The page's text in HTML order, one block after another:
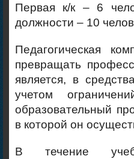
Первая к/к – 6
должности – 10
Педагогическая
превращать
является, в
учетом
образовательный
в которой он
В течение